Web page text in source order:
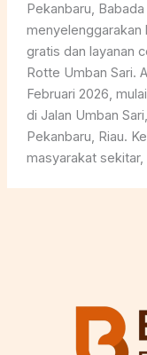
Pekanbaru,
gratis dan layanan
Rotte Umban Sari.
Februari 2026,
di Jalan Umban
Pekanbaru, Riau.
masyarakat